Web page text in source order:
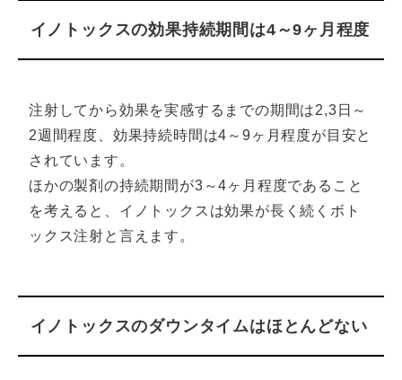
イノトックスの効果持続期間は4～9ヶ月程度
注射してから効果を実感するまでの期間は2,3日～
2週間程度、効果持続時間は4～9ヶ月程度が目安と
されています。
ほかの製剤の持続期間が3～4ヶ月程度であること
を考えると、イノトックスは効果が長く続くボト
ックス注射と言えます。
イノトックスのダウンタイムはほとんどない